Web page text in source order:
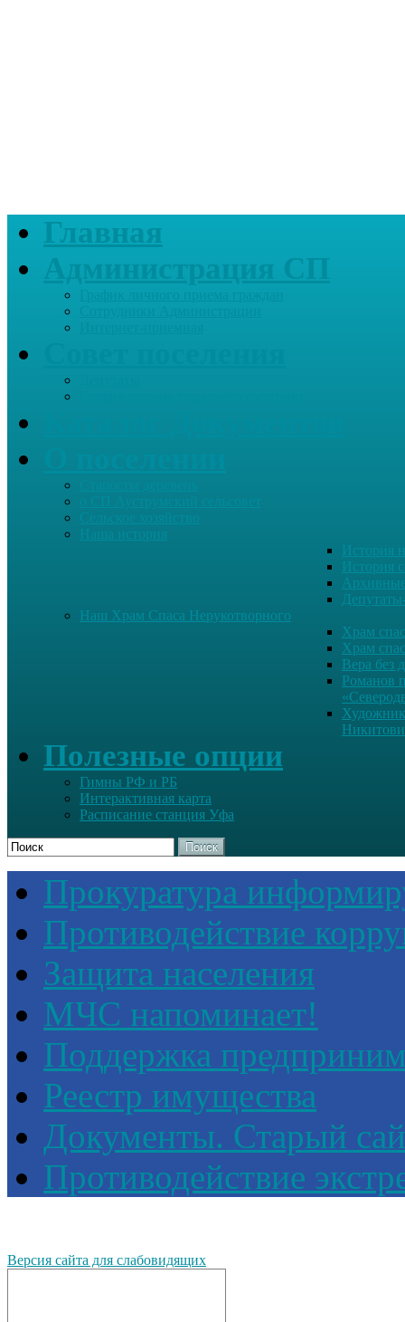
Главная
Наша история
История
История
Наш Храм Спаса Нерукотворного
Храм
Храм
Вера без
Романов
Полезные опции
Гимны РФ и РБ
Интерактивная карта
Расписание станция Уфа
Поиск
Прокуратура
Противодействие
Защита населения
МЧС напоминает!
Поддержка
Реестр имущества
Документы. Старый
Противодействие
Версия сайта для слабовидящих